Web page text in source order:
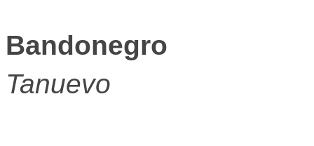
Bandonegro
Tanuevo